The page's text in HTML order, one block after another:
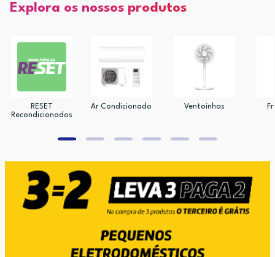
Explora os nossos produtos
RESET
Recondicionados
Ar Condicionado Ventoinhas